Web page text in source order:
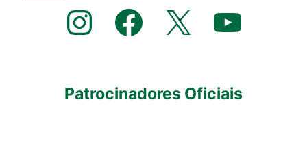
Instagram Facebook X YouTube
Patrocinadores Oficiais